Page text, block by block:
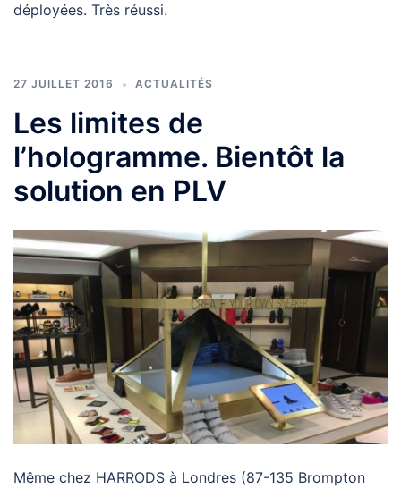
déployées. Très réussi.
27 JUILLET 2016 ACTUALITÉS
Les limites de
l’hologramme. Bientôt la
solution en PLV
Même chez HARRODS à Londres (87-135 Brompton